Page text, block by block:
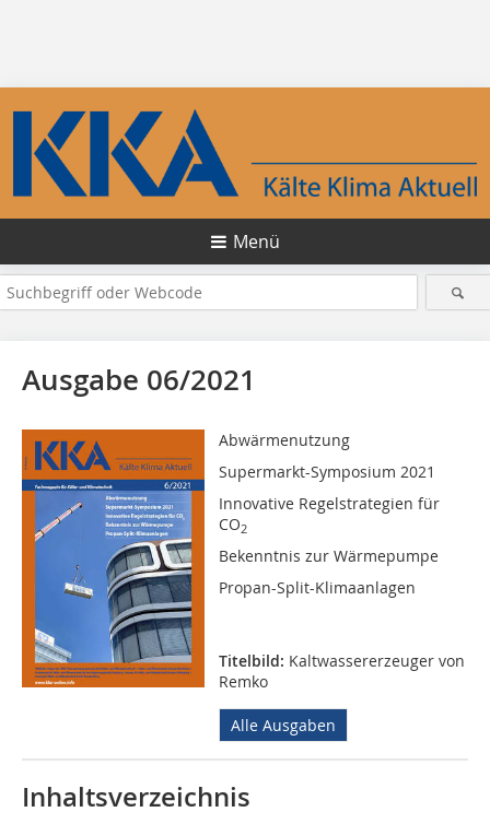
Menü
Ausgabe 06/2021
Abwärmenutzung
Supermarkt-Symposium 2021
Innovative Regelstrategien für
CO2
Bekenntnis zur Wärmepumpe
Propan-Split-Klimaanlagen
Titelbild: Kaltwassererzeuger von
Remko
Alle Ausgaben
Inhaltsverzeichnis